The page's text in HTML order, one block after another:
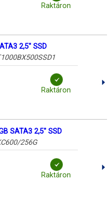
Raktáron
2,5" SSD
Raktáron
SATA3 2,5" SSD
256G
Raktáron